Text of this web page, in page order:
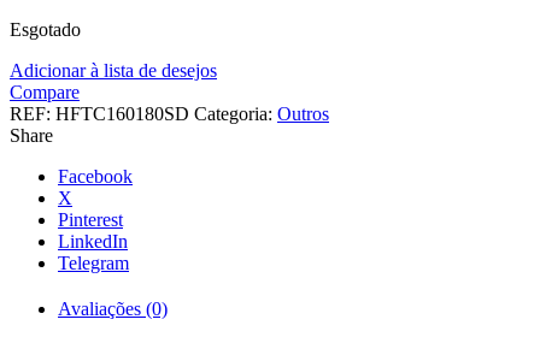
€2797,84.€1998,46.
Esgotado
Adicionar à lista de desejos
Compare
REF: HFTC160180SD Categoria: Outros
Share
Facebook
X
Pinterest
LinkedIn
Telegram
Avaliações (0)